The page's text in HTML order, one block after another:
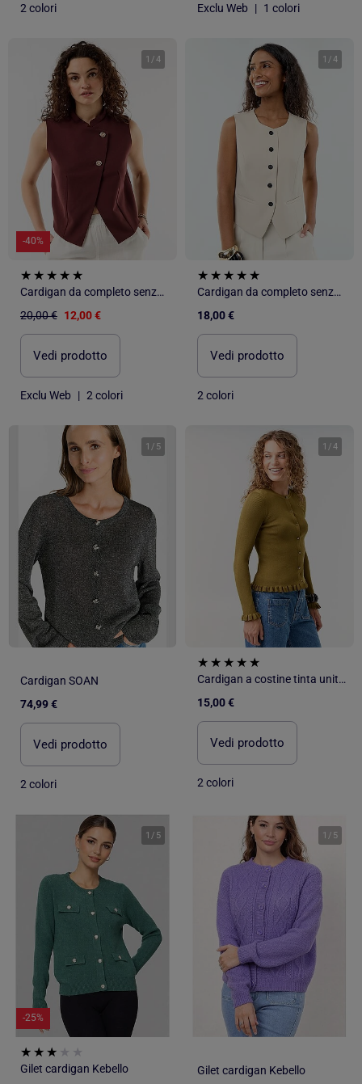
2 colori Exclu Web | 1 colori
1 /4
-40%
Cardigan da completo senza maniche con apertura simmetrica
20,00 € 12,00 €
Vedi prodotto
Exclu Web | 2 colori
1 /4
Cardigan da completo senza maniche a tinta unita
18,00 €
Vedi prodotto
2 colori
1 / 5
Cardigan SOAN
74,99 €
Vedi prodotto
2 colori
1 /4
Cardigan a costine tinta unita con finiture a volant
15,00 €
Vedi prodotto
2 colori
1 / 5
-25%
Gilet cardigan Kebello
1 / 5
Gilet cardigan Kebello